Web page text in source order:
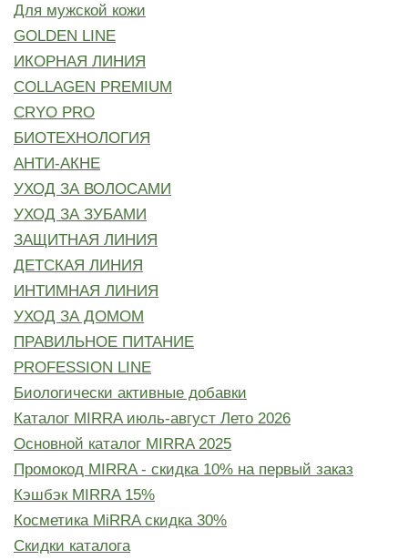
Для мужской кожи
GOLDEN LINE
ИКОРНАЯ ЛИНИЯ
COLLAGEN PREMIUM
CRYO PRO
БИОТЕХНОЛОГИЯ
АНТИ-АКНЕ
УХОД ЗА ВОЛОСАМИ
УХОД ЗА ЗУБАМИ
ЗАЩИТНАЯ ЛИНИЯ
ДЕТСКАЯ ЛИНИЯ
ИНТИМНАЯ ЛИНИЯ
УХОД ЗА ДОМОМ
ПРАВИЛЬНОЕ ПИТАНИЕ
PROFESSION LINE
Биологически активные добавки
Каталог MIRRA июль-август Лето 2026
Основной каталог MIRRA 2025
Промокод MIRRA - скидка 10% на первый заказ
Кэшбэк MIRRA 15%
Косметика MiRRA скидка 30%
Скидки каталога